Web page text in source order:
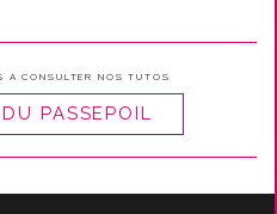
A CONSULTER NOS TUTOS
PASSEPOIL